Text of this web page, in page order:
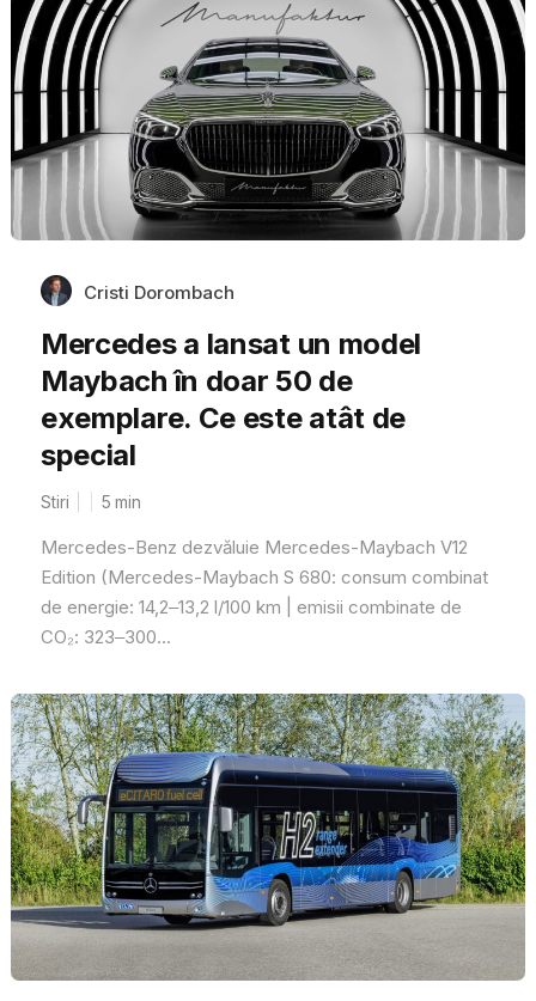
Cristi Dorombach
Mercedes a lansat un model
Maybach în doar 50 de
exemplare. Ce este atât de
special
Stiri 5 min
Mercedes-Benz dezvăluie Mercedes-Maybach V12
Edition (Mercedes-Maybach S 680: consum combinat
de energie: 14,2‒13,2 l/100 km | emisii combinate de
CO₂: 323‒300...